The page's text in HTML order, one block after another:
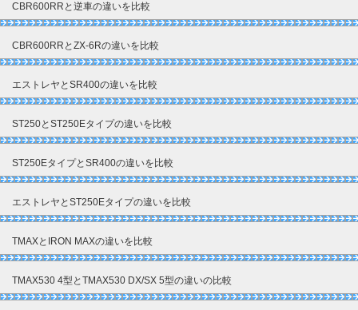
CBR600RRと逆車の違いを比較
CBR600RRとZX-6Rの違いを比較
エストレヤとSR400の違いを比較
ST250とST250Eタイプの違いを比較
ST250EタイプとSR400の違いを比較
エストレヤとST250Eタイプの違いを比較
TMAXとIRON MAXの違いを比較
TMAX530 4型とTMAX530 DX/SX 5型の違いの比較